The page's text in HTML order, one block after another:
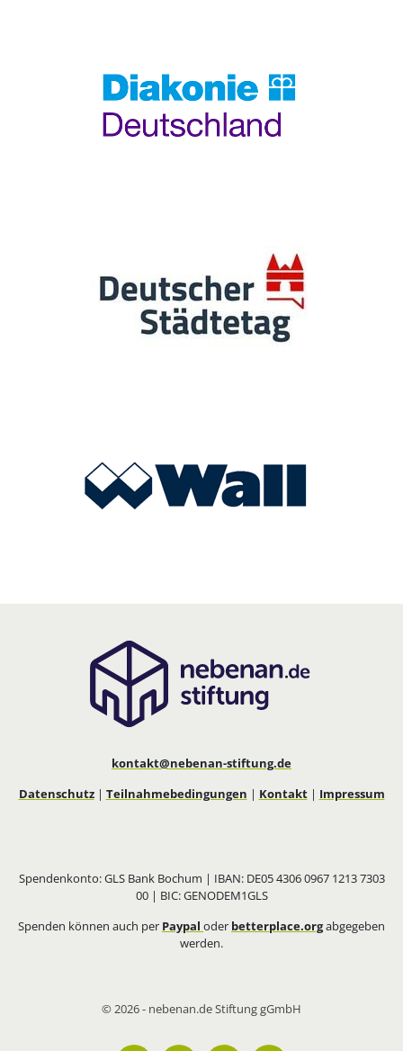
kontakt@nebenan-stiftung.de
Datenschutz| Teilnahmebedingungen | Kontakt| Impressum
Spendenkonto: GLS Bank Bochum | IBAN: DE05 4306 0967 1213 7303
00 | BIC: GENODEM1GLS
Spenden können auch per Paypal oder betterplace.orgabgegeben
werden.
© 2026 - nebenan.de Stiftung gGmbH